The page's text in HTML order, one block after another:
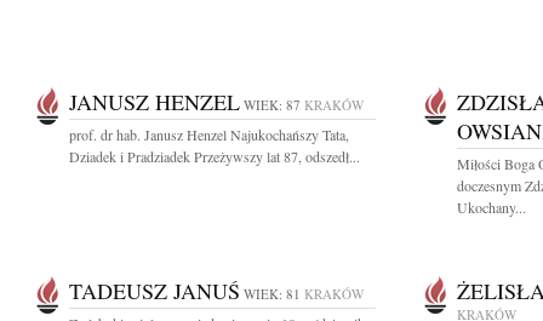
JANUSZ HENZEL WIEK: 87 KRAKÓW
prof. dr hab. Janusz Henzel Najukochańszy Tata,
Dziadek i Pradziadek Przeżywszy lat 87, odszedł...
Miłości Boga
doczesnym
Ukochany...
TADEUSZ JANUŚ WIEK: 81 KRAKÓW
KRAKÓW